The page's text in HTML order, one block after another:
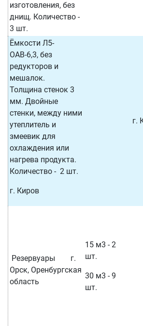
изготовления, без
днищ. Количество -
3 шт.
Ёмкости Л5-
ОАВ-6,3, без
редукторов и
мешалок.
Толщина стенок 3
мм. Двойные
стенки, между ними
утеплитель и
змеевик для
охлаждения или
нагрева продукта.
Количество - 2 шт.
г. Киров
г.
Резервуары г.
Орск, Оренбургская
область
15 м3 - 2
шт.
30 м3 - 9
шт.